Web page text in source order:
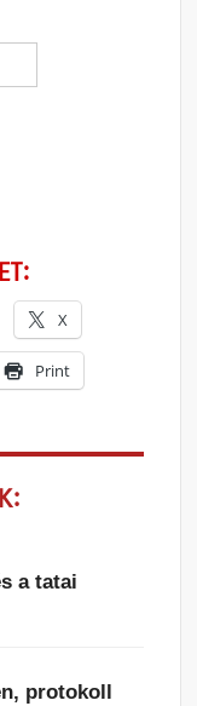
X
Print
a tatai
protokoll